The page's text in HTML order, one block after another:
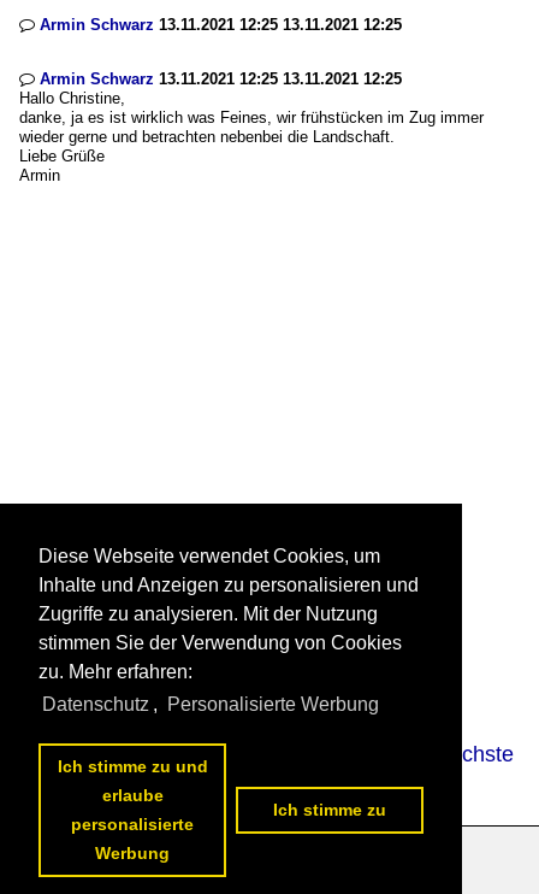
 Armin Schwarz 13.11.2021 12:25 13.11.2021 12:25
 Armin Schwarz 13.11.2021 12:25 13.11.2021 12:25
Hallo Christine,
danke, ja es ist wirklich was Feines, wir frühstücken im Zug immer
wieder gerne und betrachten nebenbei die Landschaft.
Liebe Grüße
Armin
vorherige Seite
nächste
Datenschutzerklärung
Diese Webseite verwendet Cookies, um
Inhalte und Anzeigen zu personalisieren und
Zugriffe zu analysieren. Mit der Nutzung
stimmen Sie der Verwendung von Cookies
zu. Mehr erfahren:
Datenschutz , Personalisierte Werbung
Ich stimme zu und
erlaube
personalisierte
Werbung
Ich stimme zu